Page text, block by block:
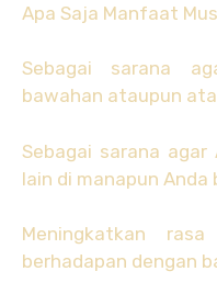
Apa Saja Manfaat
Sebagai sarana
bawahan ataupun
Sebagai sarana
lain di manapun Anda
Meningkatkan
berhadapan dengan